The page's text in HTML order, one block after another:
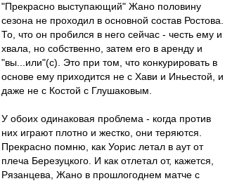
"Прекрасно выступающий" Жано половину
сезона не проходил в основной состав Ростова.
То, что он пробился в него сейчас - честь ему и
хвала, но собственно, затем его в аренду и
"вы...или"(с). Это при том, что конкурировать в
основе ему приходится не с Хави и Иньестой, и
даже не с Костой с Глушаковым.
У обоих одинаковая проблема - когда против
них играют плотно и жестко, они теряются.
Прекрасно помню, как Уорис летал в аут от
плеча Березуцкого. И как отлетал от, кажется,
Рязанцева, Жано в прошлогоднем матче с